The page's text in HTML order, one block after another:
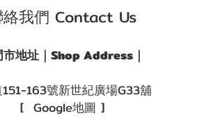
我們 Contact Us
市地址｜Shop Address｜
163號新世紀廣場G33舖
[ Google地圖 ]